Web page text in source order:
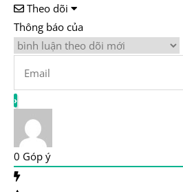
Theo dõi
Thông báo của
0 Góp ý